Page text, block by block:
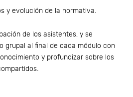
y evolución de la normativa.
de los asistentes, y se
grupal al final de cada módulo con
y profundizar sobre los